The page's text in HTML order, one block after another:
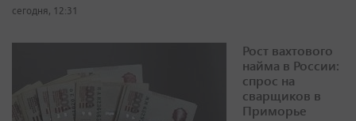
сегодня, 12:31
Рост вахтового
найма в России:
спрос на
сварщиков в
Приморье